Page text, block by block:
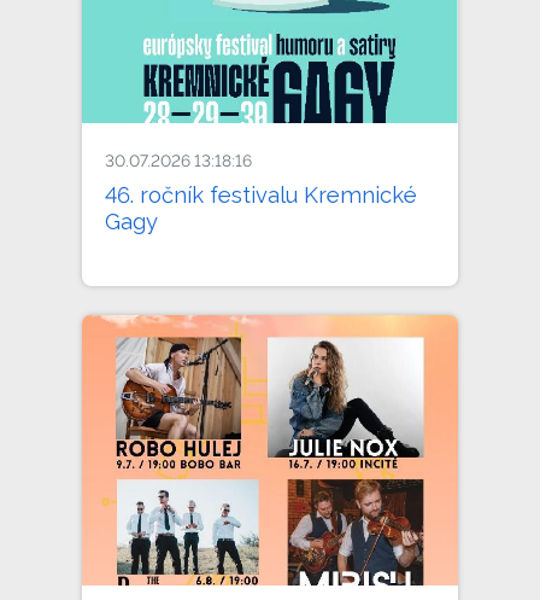
30.07.2026 13:18:16
46. ročník festivalu Kremnické
Gagy